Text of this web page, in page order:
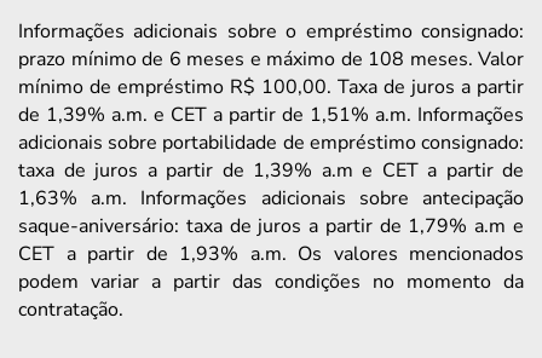
Informações adicionais sobre o empréstimo consignado:
prazo mínimo de 6 meses e máximo de 108 meses. Valor
mínimo de empréstimo R$ 100,00. Taxa de juros a partir
de 1,39% a.m. e CET a partir de 1,51% a.m. Informações
adicionais sobre portabilidade de empréstimo consignado:
taxa de juros a partir de 1,39% a.m e CET a partir de
1,63% a.m. Informações adicionais sobre antecipação
saque-aniversário: taxa de juros a partir de 1,79% a.m e
CET a partir de 1,93% a.m. Os valores mencionados
podem variar a partir das condições no momento da
contratação.